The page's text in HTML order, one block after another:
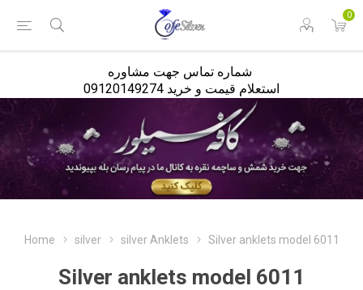
0
استعلام قیمت و خرید 09120149274
Home silver silver Anklets Silver anklets model 6011
Silver anklets model 6011